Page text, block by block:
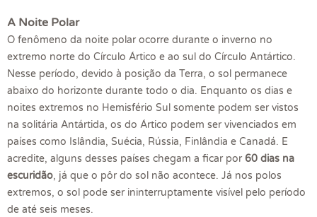
A Noite Polar
O fenômeno da noite polar ocorre durante o inverno no
extremo norte do Círculo Ártico e ao sul do Círculo Antártico.
Nesse período, devido à posição da Terra, o sol permanece
abaixo do horizonte durante todo o dia. Enquanto os dias e
noites extremos no Hemisfério Sul somente podem ser vistos
na solitária Antártida, os do Ártico podem ser vivenciados em
países como Islândia, Suécia, Rússia, Finlândia e Canadá. E
acredite, alguns desses países chegam a ficar por60 dias na
escuridão, já que o pôr do sol não acontece. Já nos polos
extremos, o sol pode ser ininterruptamente visível pelo período
de até seis meses.